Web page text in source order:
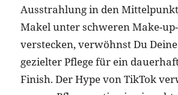
Ausstrahlung in den
Makel unter schweren Make-
verstecken, verwöhnst Du
gezielter Pflege für ein
Finish. Der Hype von TikTok